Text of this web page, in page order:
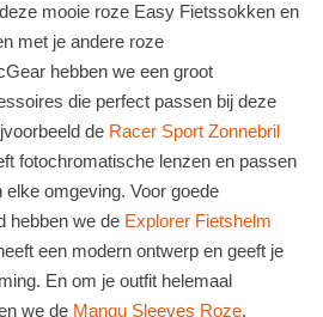
mooie roze Easy Fietssokken en
met je andere roze
hebben we een groot
die perfect passen bij deze
de Racer Sport Zonnebril
fotochromatische lenzen en passen
elke omgeving. Voor goede
hebben we de Explorer Fietshelm
een modern ontwerp en geeft je
En om je outfit helemaal
we de Mangu Sleeves Roze,